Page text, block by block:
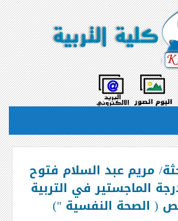
مريم عبد السلام فتوح
الماجستير في التربية
( الصحة النفسية ")